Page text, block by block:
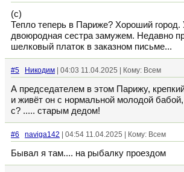
(с)
Тепло теперь в Париже? Хороший
двоюродная сестра замужем. Недавно
шелковый платок в заказном письме...
#5 Никодим | 04:03 11.04.2025 | Кому: Всем
А председателем в этом Парижу,
и живёт он с нормальной молодой бабой,
с? ..... старым дедом!
#6 naviga142 | 04:54 11.04.2025 | Кому: Всем
Бывал я там.... на рыбалку проездом